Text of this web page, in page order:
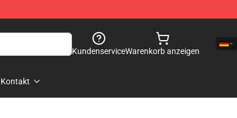
KundenserviceWarenkorb anzeigen
Kontakt